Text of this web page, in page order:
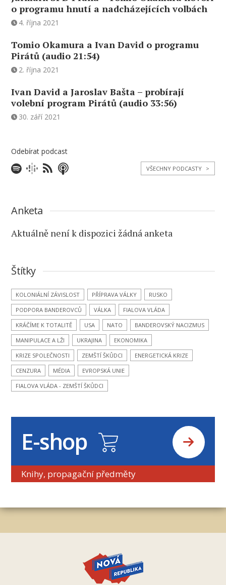
o programu hnutí a nadcházejících volbách
4. října 2021
Tomio Okamura a Ivan David o programu
Pirátů (audio 21:54)
2. října 2021
Ivan David a Jaroslav Bašta – probírají
volební program Pirátů (audio 33:56)
30. září 2021
Odebírat podcast
VŠECHNY PODCASTY >
Anketa
Aktuálně není k dispozici žádná anketa
Štítky
KOLONIÁLNÍ ZÁVISLOST PŘÍPRAVA VÁLKY
RUSKO
PODPORA BANDEROVCŮ
VÁLKA
FIALOVA VLÁDA
KRÁČÍME K TOTALITĚ
USA NATO
BANDEROVSKÝ NACIZMUS
MANIPULACE A LŽI
UKRAJINA
EKONOMIKA
KRIZE SPOLEČNOSTI
ZEMŠTÍ ŠKŮDCI
ENERGETICKÁ KRIZE
CENZURA
MÉDIA
EVROPSKÁ UNIE
FIALOVA VLÁDA - ZEMŠTÍ ŠKŮDCI
E-shop
Knihy, propagační předměty